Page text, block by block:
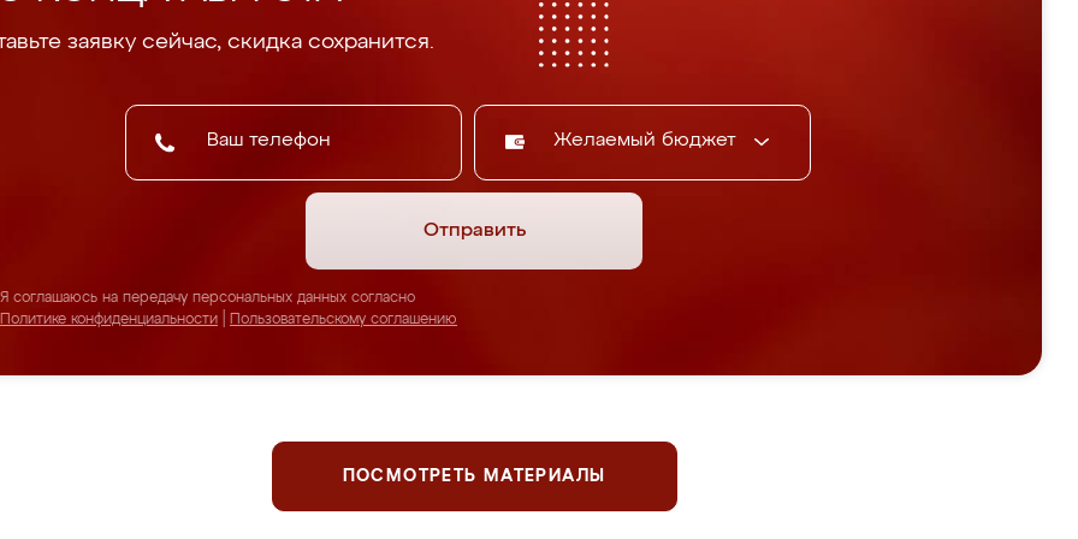
заявку сейчас, скидка сохранится.
Желаемый бюджет
Отправить
Я соглашаюсь на передачу персональных данных согласно
Политике конфиденциальности
Пользовательскому соглашению
ПОСМОТРЕТЬ МАТЕРИАЛЫ